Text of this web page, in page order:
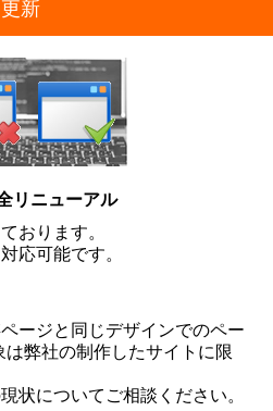
新
リニューアル
おります。
応可能です。
ージと同じデザインでのペー
弊社の制作したサイトに限
状についてご相談ください。